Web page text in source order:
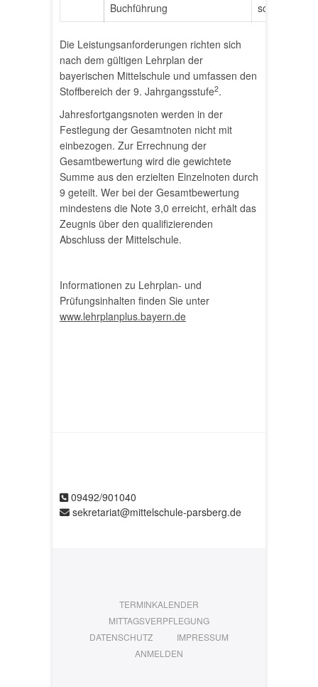
Buchführung
schriftlich
Die Leistungsanforderungen richten sich
nach dem gültigen Lehrplan der
bayerischen Mittelschule und umfassen den
Stoffbereich der 9. Jahrgangsstufe2.
Jahresfortgangsnoten werden in der
Festlegung der Gesamtnoten nicht mit
einbezogen. Zur Errechnung der
Gesamtbewertung wird die gewichtete
Summe aus den erzielten Einzelnoten durch
9 geteilt. Wer bei der Gesamtbewertung
mindestens die Note 3,0 erreicht, erhält das
Zeugnis über den qualifizierenden
Abschluss der Mittelschule.
Informationen zu Lehrplan- und
Prüfungsinhalten finden Sie unter
www.lehrplanplus.bayern.de
09492/901040
sekretariat@mittelschule-parsberg.de
TERMINKALENDER
MITTAGSVERPFLEGUNG
DATENSCHUTZ
IMPRESSUM
ANMELDEN